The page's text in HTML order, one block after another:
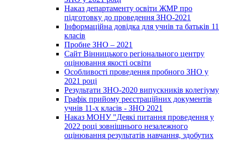
Наказ департаменту освіти ЖМР про
підготовку до проведення ЗНО-2021
Інформаційна довідка для учнів та батьків 11
класів
Пробне ЗНО – 2021
Сайт Вінницького регіонального центру
оцінювання якості освіти
Особливості проведення пробного ЗНО у
2021 році
Результати ЗНО-2020 випускників колегіуму
Графік прийому реєстраційних документів
учнів 11-х класів - ЗНО 2021
Наказ МОНУ "Деякі питання проведення у
2022 році зовнішнього незалежного
оцінювання результатів навчання, здобутих